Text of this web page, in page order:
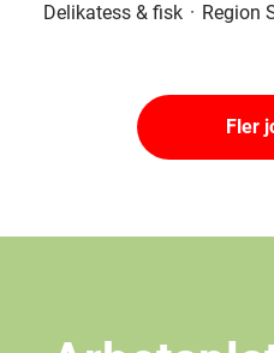
Delikatess & fisk · Region
Fler